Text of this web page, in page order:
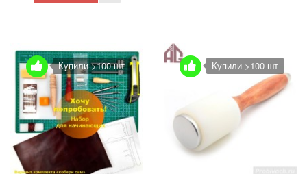
Купили >100 шт Купили >100 шт